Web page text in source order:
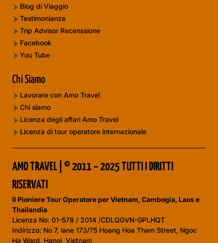
Blog di Viaggio
Testimonianze
Trip Advisor Recenssione
Facebook
You Tube
Chi Siamo
Lavorare con Amo Travel
Chi siamo
Licenza degli affari Amo Travel
Licenza di tour operatore internazionale
AMO TRAVEL | © 2011 – 2025 TUTTI I DIRITTI
RISERVATI
Il Pioniere Tour Operatore per Vietnam, Cambogia, Laos e
Thailandia
Licenza No: 01-578 / 2014 /CDLQGVN-GPLHQT
Indirizzo: No 7, lane 173/75 Hoang Hoa Tham Street, Ngoc
Ha Ward, Hanoi, Vietnam